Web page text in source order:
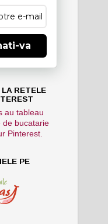
va
RETELE
au tableau
de bucatarie
Pinterest.
PE